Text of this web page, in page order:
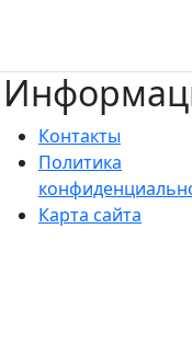
Контакты
Политика
Карта сайта